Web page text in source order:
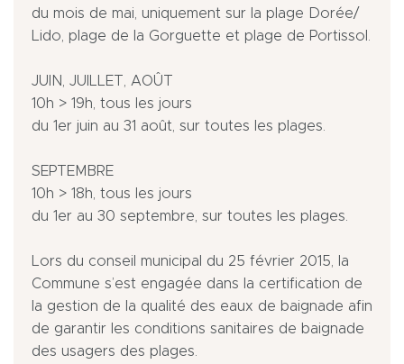
du mois de mai, uniquement sur la plage Dorée/
Lido, plage de la Gorguette et plage de Portissol.
JUIN, JUILLET, AOÛT
10h > 19h, tous les jours
du 1er juin au 31 août, sur toutes les plages.
SEPTEMBRE
10h > 18h, tous les jours
du 1er au 30 septembre, sur toutes les plages.
Lors du conseil municipal du 25 février 2015, la
Commune s’est engagée dans la certification de
la gestion de la qualité des eaux de baignade afin
de garantir les conditions sanitaires de baignade
des usagers des plages.